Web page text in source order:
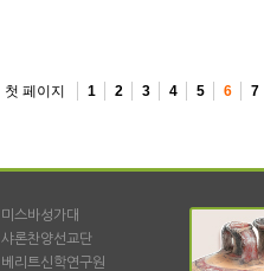
첫 페이지 1 2 3 4 5 6 7
미스바성가대
샤론찬양선교단
베리트신학연구원